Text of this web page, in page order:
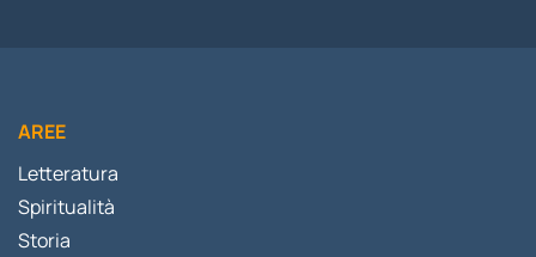
AREE
Letteratura
Spiritualità
Storia